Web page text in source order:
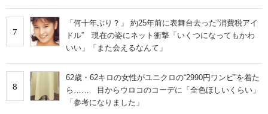
7
「何十年ぶり？」 約25年前に表舞台去った“消費税アイ
ドル” 現在の姿にネット衝撃「いくつになってもかわ
いい」「また会えるなんて」
8
62歳・62キロの女性がユニクロの“2990円ワンピ”を着た
ら…… 目からウロコのコーデに「全色ほしいくらい」
「参考になりました」